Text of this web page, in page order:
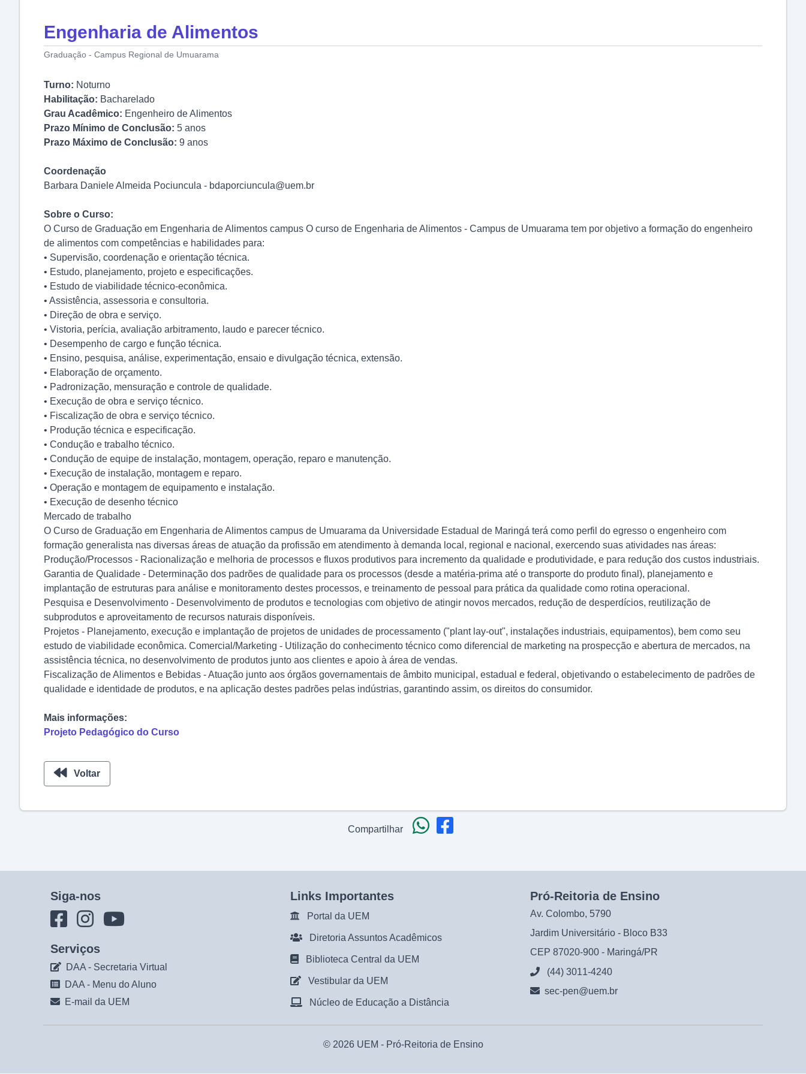
Engenharia de Alimentos
Graduação - Campus Regional de Umuarama
Turno: Noturno
Habilitação: Bacharelado
Grau Acadêmico: Engenheiro de Alimentos
Prazo Mínimo de Conclusão: 5 anos
Prazo Máximo de Conclusão: 9 anos
Coordenação
Barbara Daniele Almeida Pociuncula - bdaporciuncula@uem.br
Sobre o Curso:
O Curso de Graduação em Engenharia de Alimentos campus O curso de Engenharia de Alimentos - Campus de Umuarama tem por objetivo a formação do engenheiro
de alimentos com competências e habilidades para:
• Supervisão, coordenação e orientação técnica.
• Estudo, planejamento, projeto e especificações.
• Estudo de viabilidade técnico-econômica.
• Assistência, assessoria e consultoria.
• Direção de obra e serviço.
• Vistoria, perícia, avaliação arbitramento, laudo e parecer técnico.
• Desempenho de cargo e função técnica.
• Ensino, pesquisa, análise, experimentação, ensaio e divulgação técnica, extensão.
• Elaboração de orçamento.
• Padronização, mensuração e controle de qualidade.
• Execução de obra e serviço técnico.
• Fiscalização de obra e serviço técnico.
• Produção técnica e especificação.
• Condução e trabalho técnico.
• Condução de equipe de instalação, montagem, operação, reparo e manutenção.
• Execução de instalação, montagem e reparo.
• Operação e montagem de equipamento e instalação.
• Execução de desenho técnico
Mercado de trabalho
O Curso de Graduação em Engenharia de Alimentos campus de Umuarama da Universidade Estadual de Maringá terá como perfil do egresso o engenheiro com
formação generalista nas diversas áreas de atuação da profissão em atendimento à demanda local, regional e nacional, exercendo suas atividades nas áreas:
Produção/Processos - Racionalização e melhoria de processos e fluxos produtivos para incremento da qualidade e produtividade, e para redução dos custos industriais.
Garantia de Qualidade - Determinação dos padrões de qualidade para os processos (desde a matéria-prima até o transporte do produto final), planejamento e
implantação de estruturas para análise e monitoramento destes processos, e treinamento de pessoal para prática da qualidade como rotina operacional.
Pesquisa e Desenvolvimento - Desenvolvimento de produtos e tecnologias com objetivo de atingir novos mercados, redução de desperdícios, reutilização de
subprodutos e aproveitamento de recursos naturais disponíveis.
Projetos - Planejamento, execução e implantação de projetos de unidades de processamento ("plant lay-out", instalações industriais, equipamentos), bem como seu
estudo de viabilidade econômica. Comercial/Marketing - Utilização do conhecimento técnico como diferencial de marketing na prospecção e abertura de mercados, na
assistência técnica, no desenvolvimento de produtos junto aos clientes e apoio à área de vendas.
Fiscalização de Alimentos e Bebidas - Atuação junto aos órgãos governamentais de âmbito municipal, estadual e federal, objetivando o estabelecimento de padrões de
qualidade e identidade de produtos, e na aplicação destes padrões pelas indústrias, garantindo assim, os direitos do consumidor.
Mais informações:
Projeto Pedagógico do Curso
Voltar
Compartilhar
Siga-nos
Serviços
DAA - Secretaria Virtual
DAA - Menu do Aluno
E-mail da UEM
Links Importantes
Portal da UEM
Diretoria Assuntos Acadêmicos
Biblioteca Central da UEM
Vestibular da UEM
Núcleo de Educação a Distância
Pró-Reitoria de Ensino
Av. Colombo, 5790
Jardim Universitário - Bloco B33
CEP 87020-900 - Maringá/PR
(44) 3011-4240
sec-pen@uem.br
© 2026 UEM - Pró-Reitoria de Ensino